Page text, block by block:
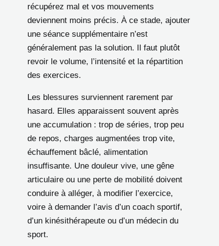
récupérez mal et vos mouvements
deviennent moins précis. À ce stade, ajouter
une séance supplémentaire n’est
généralement pas la solution. Il faut plutôt
revoir le volume, l’intensité et la répartition
des exercices.
Les blessures surviennent rarement par
hasard. Elles apparaissent souvent après
une accumulation : trop de séries, trop peu
de repos, charges augmentées trop vite,
échauffement bâclé, alimentation
insuffisante. Une douleur vive, une gêne
articulaire ou une perte de mobilité doivent
conduire à alléger, à modifier l’exercice,
voire à demander l’avis d’un coach sportif,
d’un kinésithérapeute ou d’un médecin du
sport.